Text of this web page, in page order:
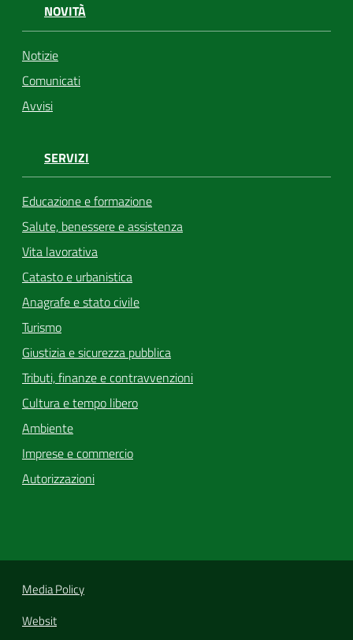
NOVITÀ
Notizie
Comunicati
Avvisi
SERVIZI
Educazione e formazione
Salute, benessere e assistenza
Vita lavorativa
Catasto e urbanistica
Anagrafe e stato civile
Turismo
Giustizia e sicurezza pubblica
Tributi, finanze e contravvenzioni
Cultura e tempo libero
Ambiente
Imprese e commercio
Autorizzazioni
Media Policy
Websit